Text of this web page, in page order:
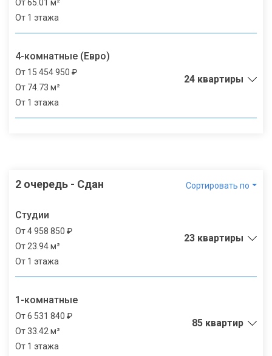
От 65.01 м²
От 1 этажа
4-комнатные (Евро)
От 15 454 950 ₽
От 74.73 м²
От 1 этажа
24 квартиры
2 очередь - Сдан Сортировать по
Студии
От 4 958 850 ₽
От 23.94 м²
От 1 этажа
23 квартиры
1-комнатные
От 6 531 840 ₽
От 33.42 м²
От 1 этажа
85 квартир